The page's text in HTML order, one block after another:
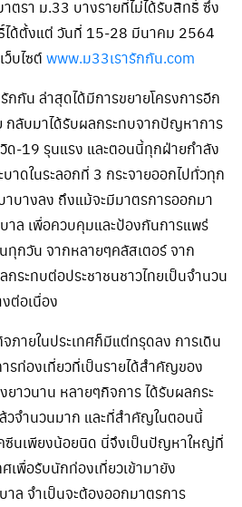
ตรา ม.33 บางรายที่ไม่ได้รับสิทธิ์ ซึ่ง
ด้ตั้งแต่ วันที่ 15-28 มีนาคม 2564
บไซต์ www.ม33เรารักกัน.com
กกัน ล่าสุดได้มีการขยายโครงการอีก
กลับมาได้รับผลกระทบจากปัญหาการ
วิด-19 รุนแรง และตอนนี้ทุกฝ่ายกำลัง
ดในระลอกที่ 3 กระจายออกไปทั่วทุก
าบางลง ถึงแม้จะมีมาตรการออกมา
าล เพื่อควบคุมและป้องกันการแพร่
ทุกวัน จากหลายๆคลัสเตอร์ จาก
ระทบต่อประชาชนชาวไทยเป็นจำนวน
ต่อเนื่อง
ภายในประเทศก็มีแต่ทรุดลง การเดิน
รท่องเที่ยวที่เป็นรายได้สำคัญของ
ยาวนาน หลายๆกิจการ ได้รับผลกระ
วจำนวนมาก และที่สำคัญในตอนนี้
ซีนเพียงน้อยนิด นี่จึงเป็นปัญหาใหญ่ที่
เพื่อรับนักท่องเที่ยวเข้ามายัง
าล จำเป็นจะต้องออกมาตรการ